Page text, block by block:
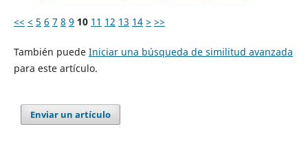
<< < 5 6 7 8 9 10 11 12 13 14 > >>
También puede Iniciar una búsqueda de similitud avanzada
para este artículo.
Enviar un artículo